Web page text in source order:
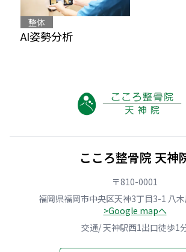
整体
AI姿勢分析
こころ整骨院 天神
〒810-0001
福岡県福岡市中央区天神3丁目3-1 八
>Google mapへ
交通/ 天神駅西1出口徒歩1